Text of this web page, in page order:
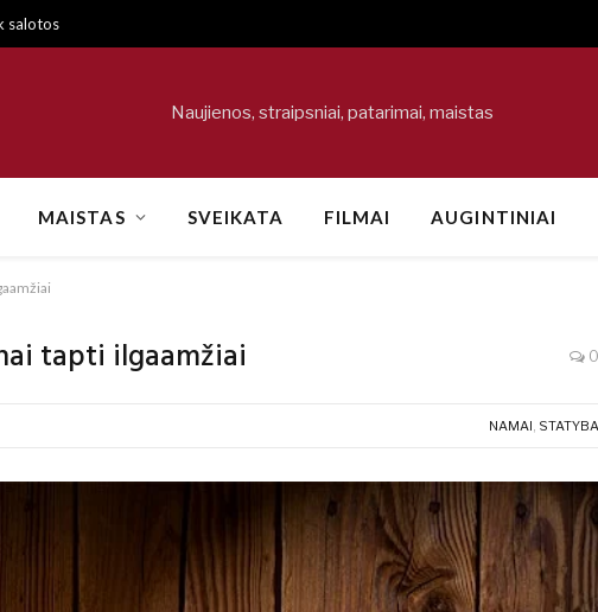
salotos
Naujienos, straipsniai, patarimai, maistas
MAISTAS SVEIKATA FILMAI AUGINTINIAI
tapti ilgaamžiai 0
NAMAI, STATYBA